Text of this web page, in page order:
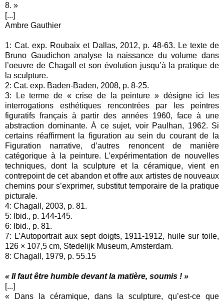
8. »
[...]
Ambre Gauthier
1: Cat. exp. Roubaix et Dallas, 2012, p. 48-63. Le texte de
Bruno Gaudichon analyse la naissance du volume dans
l’oeuvre de Chagall et son évolution jusqu’à la pratique de
la sculpture.
2: Cat. exp. Baden-Baden, 2008, p. 8-25.
3: Le terme de « crise de la peinture » désigne ici les
interrogations esthétiques rencontrées par les peintres
figuratifs français à partir des années 1960, face à une
abstraction dominante. À ce sujet, voir Paulhan, 1962. Si
certains réaffirment la figuration au sein du courant de la
Figuration narrative, d’autres renoncent de manière
catégorique à la peinture. L’expérimentation de nouvelles
techniques, dont la sculpture et la céramique, vient en
contrepoint de cet abandon et offre aux artistes de nouveaux
chemins pour s’exprimer, substitut temporaire de la pratique
picturale.
4: Chagall, 2003, p. 81.
5: Ibid., p. 144-145.
6: Ibid., p. 81.
7: L’Autoportrait aux sept doigts, 1911-1912, huile sur toile,
126 × 107,5 cm, Stedelijk Museum, Amsterdam.
8: Chagall, 1979, p. 55.15
« Il faut être humble devant la matière, soumis ! »
[...]
« Dans la céramique, dans la sculpture, qu’est-ce que